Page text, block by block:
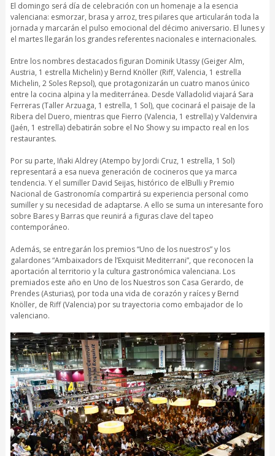
El domingo será día de celebración con un homenaje a la esencia
valenciana: esmorzar, brasa y arroz, tres pilares que articularán toda la
jornada y marcarán el pulso emocional del décimo aniversario. El lunes y
el martes llegarán los grandes referentes nacionales e internacionales.
Entre los nombres destacados figuran Dominik Utassy (Geiger Alm,
Austria, 1 estrella Michelin) y Bernd Knöller (Riff, Valencia, 1 estrella
Michelin, 2 Soles Repsol), que protagonizarán un cuatro manos único
entre la cocina alpina y la mediterránea. Desde Valladolid viajará Sara
Ferreras (Taller Arzuaga, 1 estrella, 1 Sol), que cocinará el paisaje de la
Ribera del Duero, mientras que Fierro (Valencia, 1 estrella) y Valdenvira
(Jaén, 1 estrella) debatirán sobre el No Show y su impacto real en los
restaurantes.
Por su parte, Iñaki Aldrey (Atempo by Jordi Cruz, 1 estrella, 1 Sol)
representará a esa nueva generación de cocineros que ya marca
tendencia. Y el sumiller David Seijas, histórico de elBulli y Premio
Nacional de Gastronomía compartirá su experiencia personal como
sumiller y su necesidad de adaptarse. A ello se suma un interesante foro
sobre Bares y Barras que reunirá a figuras clave del tapeo
contemporáneo.
Además, se entregarán los premios “Uno de los nuestros” y los
galardones “Ambaixadors de l’Exquisit Mediterrani”, que reconocen la
aportación al territorio y la cultura gastronómica valenciana. Los
premiados este año en Uno de los Nuestros son Casa Gerardo, de
Prendes (Asturias), por toda una vida de corazón y raíces y Bernd
Knöller, de Riff (Valencia) por su trayectoria como embajador de lo
valenciano.